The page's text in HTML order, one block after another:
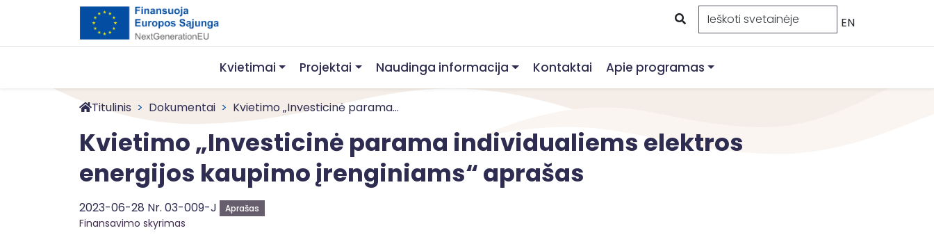
EN
Kvietimai Projektai Naudinga informacija Kontaktai Apie programas
Titulinis Dokumentai Kvietimo „Investicinė parama...
Kvietimo „Investicinė parama individualiems elektros
energijos kaupimo įrenginiams“ aprašas
2023-06-28 Nr. 03-009-J Aprašas
Finansavimo skyrimas